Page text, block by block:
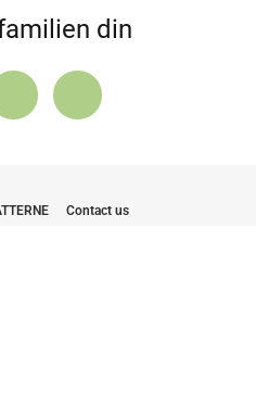
din
Contact us